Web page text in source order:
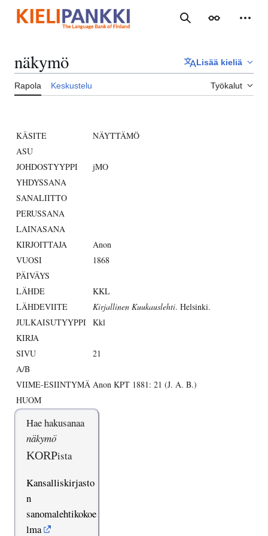
sisältöön
Haku Ulkoasu
näkymö Lisää kieliä
Rapola Keskustelu Työkalut
KÄSITE
NÄYTTÄMÖ
ASU
JOHDOSTYYPPI
jMO
YHDYSSANA
SANALIITTO
PERUSSANA
LAINASANA
KIRJOITTAJA
Anon
VUOSI
1868
PÄIVÄYS
LÄHDE
KKL
LÄHDEVIITE
Kirjallinen Kuukauslehti. Helsinki.
JULKAISUTYYPPI Kkl
KIRJA
SIVU
21
A/B
VIIME-ESIINTYMÄ Anon KPT 1881: 21 (J. A. B.)
HUOM
Hae hakusanaa
näkymö
KORPista
Kansalliskirjasto
n
sanomalehtikokoe
lma